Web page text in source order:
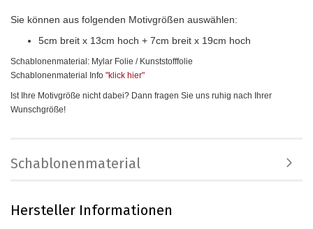
Sie können aus folgenden Motivgrößen auswählen:
5cm breit x 13cm hoch + 7cm breit x 19cm hoch
Schablonenmaterial: Mylar Folie / Kunststofffolie
Schablonenmaterial Info "klick hier"
Ist Ihre Motivgröße nicht dabei? Dann fragen Sie uns ruhig nach Ihrer
Wunschgröße!
Schablonenmaterial
Hersteller Informationen